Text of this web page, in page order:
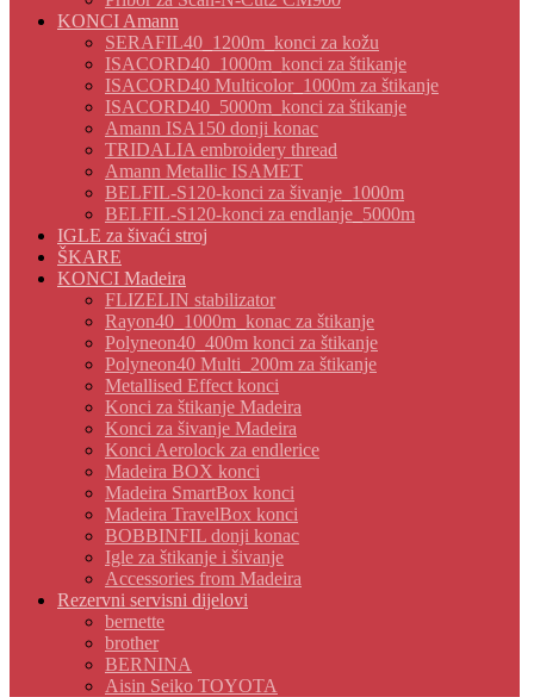
KONCI Amann
SERAFIL40_1200m_konci za kožu
ISACORD40_1000m_konci za štikanje
ISACORD40 Multicolor_1000m za štikanje
ISACORD40_5000m_konci za štikanje
Amann ISA150 donji konac
TRIDALIA embroidery thread
Amann Metallic ISAMET
BELFIL-S120-konci za šivanje_1000m
BELFIL-S120-konci za endlanje_5000m
IGLE za šivaći stroj
ŠKARE
KONCI Madeira
FLIZELIN stabilizator
Rayon40_1000m_konac za štikanje
Polyneon40_400m konci za štikanje
Polyneon40 Multi_200m za štikanje
Metallised Effect konci
Konci za štikanje Madeira
Konci za šivanje Madeira
Konci Aerolock za endlerice
Madeira BOX konci
Madeira SmartBox konci
Madeira TravelBox konci
BOBBINFIL donji konac
Igle za štikanje i šivanje
Accessories from Madeira
Rezervni servisni dijelovi
bernette
brother
BERNINA
Aisin Seiko TOYOTA